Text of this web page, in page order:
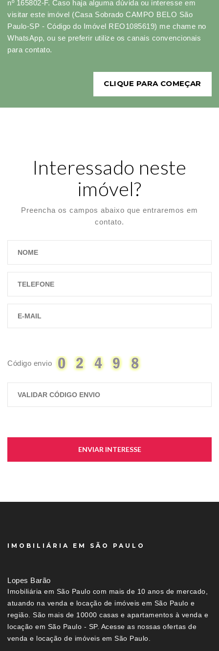
nº 165802-F. Caso haja alguma dúvida ou interesse em
visitar este imóvel (Casa Sobrado CAMPO BELO São
Paulo-SP - Código do Imóvel REO1085619) me chame no
WhatsApp, ou se preferir utilize os canais convencionais
para contato.
CLIQUE PARA COMEÇAR
Interessado neste
imóvel?
Preencha os campos abaixo que entraremos em
contato.
Código envio
ENVIAR INTERESSE
IMOBILIÁRIA EM SÃO PAULO
Lopes Barão
Imobiliária em São Paulo com mais de 10 anos de mercado,
atuando na venda e locação de imóveis em São Paulo e
região. São mais de 10000 casas e apartamentos à venda e
locação em São Paulo - SP. Acesse as nossas ofertas de
venda e locação de imóveis em São Paulo.